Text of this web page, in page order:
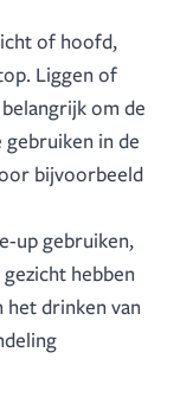
of hoofd,
Liggen of
om de
in de
bijvoorbeeld
up gebruiken,
hebben
het drinken van